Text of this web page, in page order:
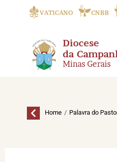
VATICANO CNBB
Diocese
da
Minas Gerais
Home / Palavra do